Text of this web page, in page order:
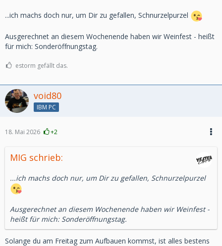
...ich machs doch nur, um Dir zu gefallen, Schnurzelpurzel
Ausgerechnet an diesem Wochenende haben wir Weinfest - heißt
für mich: Sonderöffnungstag.
estorm gefällt das.
void80
IBM PC
18. Mai 2026 +2
MIG schrieb:
...ich machs doch nur, um Dir zu gefallen, Schnurzelpurzel
Ausgerechnet an diesem Wochenende haben wir Weinfest -
heißt für mich: Sonderöffnungstag.
Solange du am Freitag zum Aufbauen kommst, ist alles bestens